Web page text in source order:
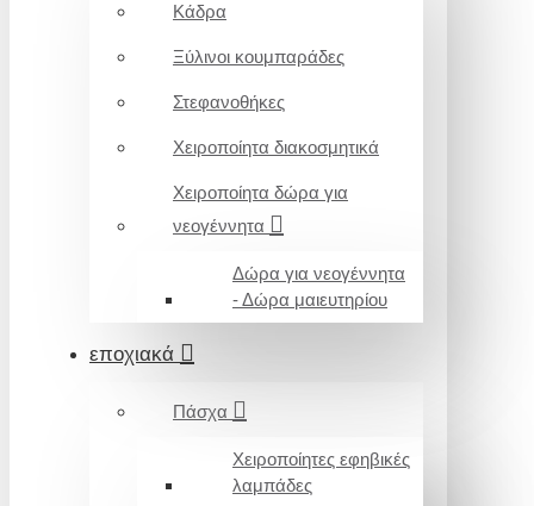
Κάδρα
Ξύλινοι κουμπαράδες
Στεφανοθήκες
Χειροποίητα διακοσμητικά
Χειροποίητα δώρα για
νεογέννητα
Δώρα για νεογέννητα
- Δώρα μαιευτηρίου
εποχιακά
Πάσχα
Χειροποίητες εφηβικές
λαμπάδες